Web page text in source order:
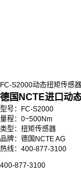
FC-S2000动态扭矩传感器
德国NCTE进口动
型号：FC-S2000
量程：0~500Nm
类型：扭矩传感器
品牌：德国NCTE AG
热线：400-877-3100
400-877-3100